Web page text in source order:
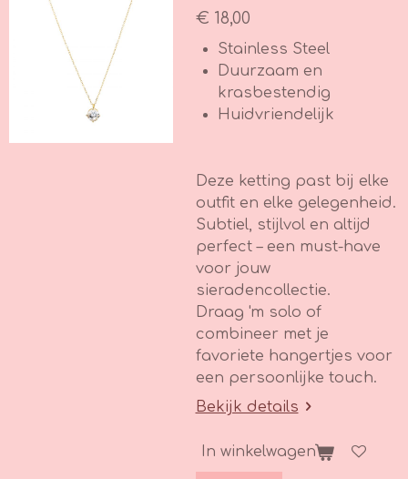
€ 18,00
Stainless Steel
Duurzaam en
krasbestendig
Huidvriendelijk
Deze ketting past bij elke
outfit en elke gelegenheid.
Subtiel, stijlvol en altijd
perfect – een must-have
voor jouw
sieradencollectie.
Draag 'm solo of
combineer met je
favoriete hangertjes voor
een persoonlijke touch.
Bekijk details
In winkelwagen